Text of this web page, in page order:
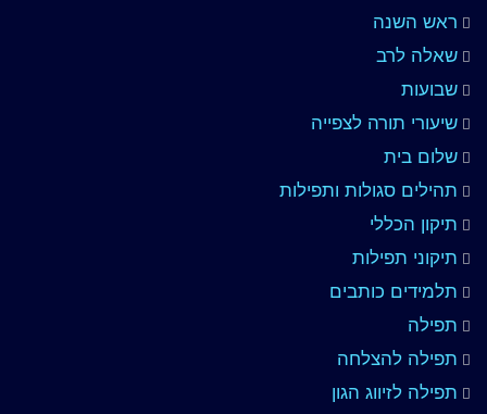
ראש השנה
שאלה לרב
שבועות
שיעורי תורה לצפייה
שלום בית
תהילים סגולות ותפילות
תיקון הכללי
תיקוני תפילות
תלמידים כותבים
תפילה
תפילה להצלחה
תפילה לזיווג הגון